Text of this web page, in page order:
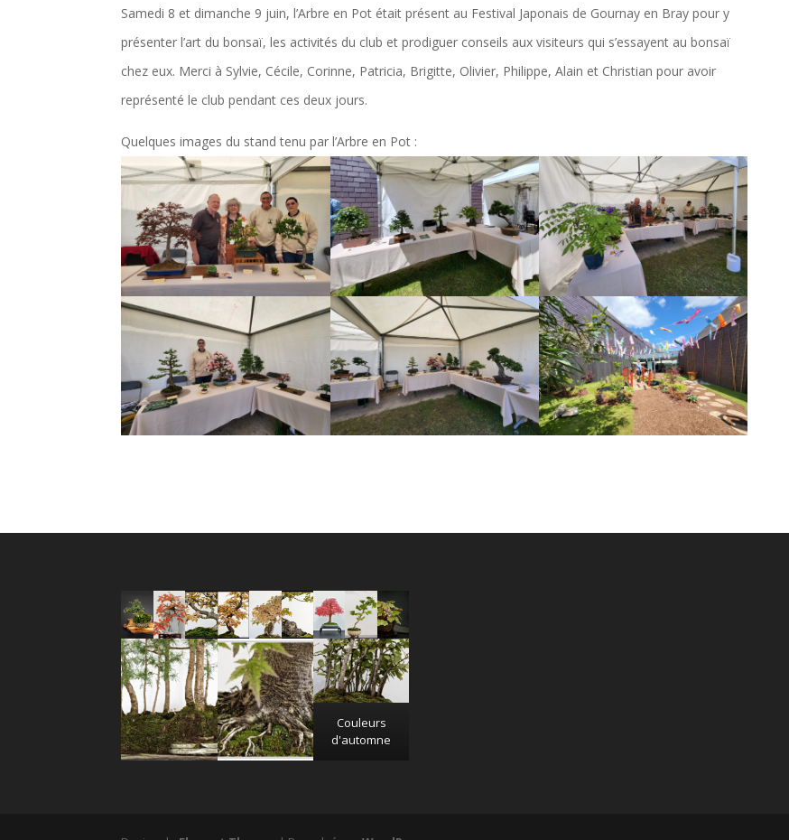
Samedi 8 et dimanche 9 juin, l’Arbre en Pot était présent au Festival Japonais de Gournay en Bray pour y
présenter l’art du bonsaï, les activités du club et prodiguer conseils aux visiteurs qui s’essayent au bonsaï
chez eux. Merci à Sylvie, Cécile, Corinne, Patricia, Brigitte, Olivier, Philippe, Alain et Christian pour avoir
représenté le club pendant ces deux jours.
Quelques images du stand tenu par l’Arbre en Pot :
Couleurs
d'automne